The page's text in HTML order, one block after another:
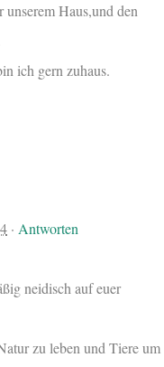
Haus,und den
ich gern zuhaus.
·Antworten
neidisch auf euer
zu leben und Tiere um